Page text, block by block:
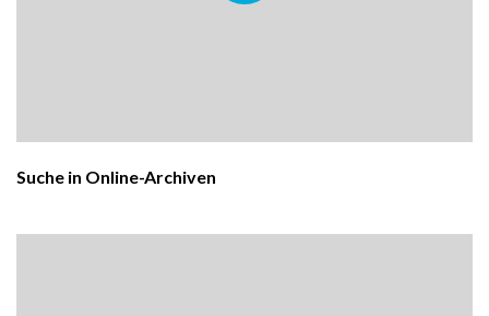
Suche in Online-Archiven